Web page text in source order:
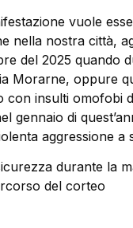
vuole
nella nostra città,
del 2025 quando
Morarne, oppure
con insulti omofobi
gennaio di
aggressione a
durante la
del corteo